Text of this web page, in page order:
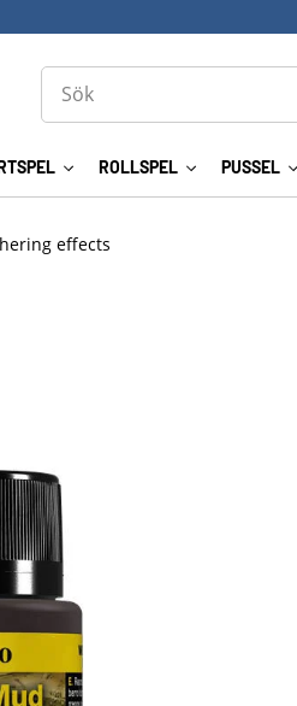
ROLLSPEL PUSSEL
effects